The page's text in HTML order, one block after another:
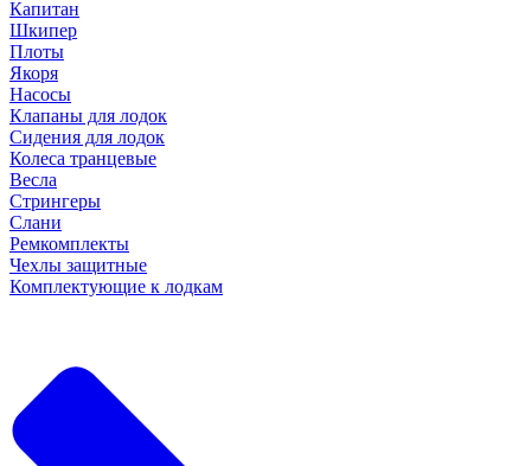
Капитан
Шкипер
Плоты
Якоря
Насосы
Клапаны для лодок
Сидения для лодок
Колеса транцевые
Весла
Стрингеры
Слани
Ремкомплекты
Чехлы защитные
Комплектующие к лодкам